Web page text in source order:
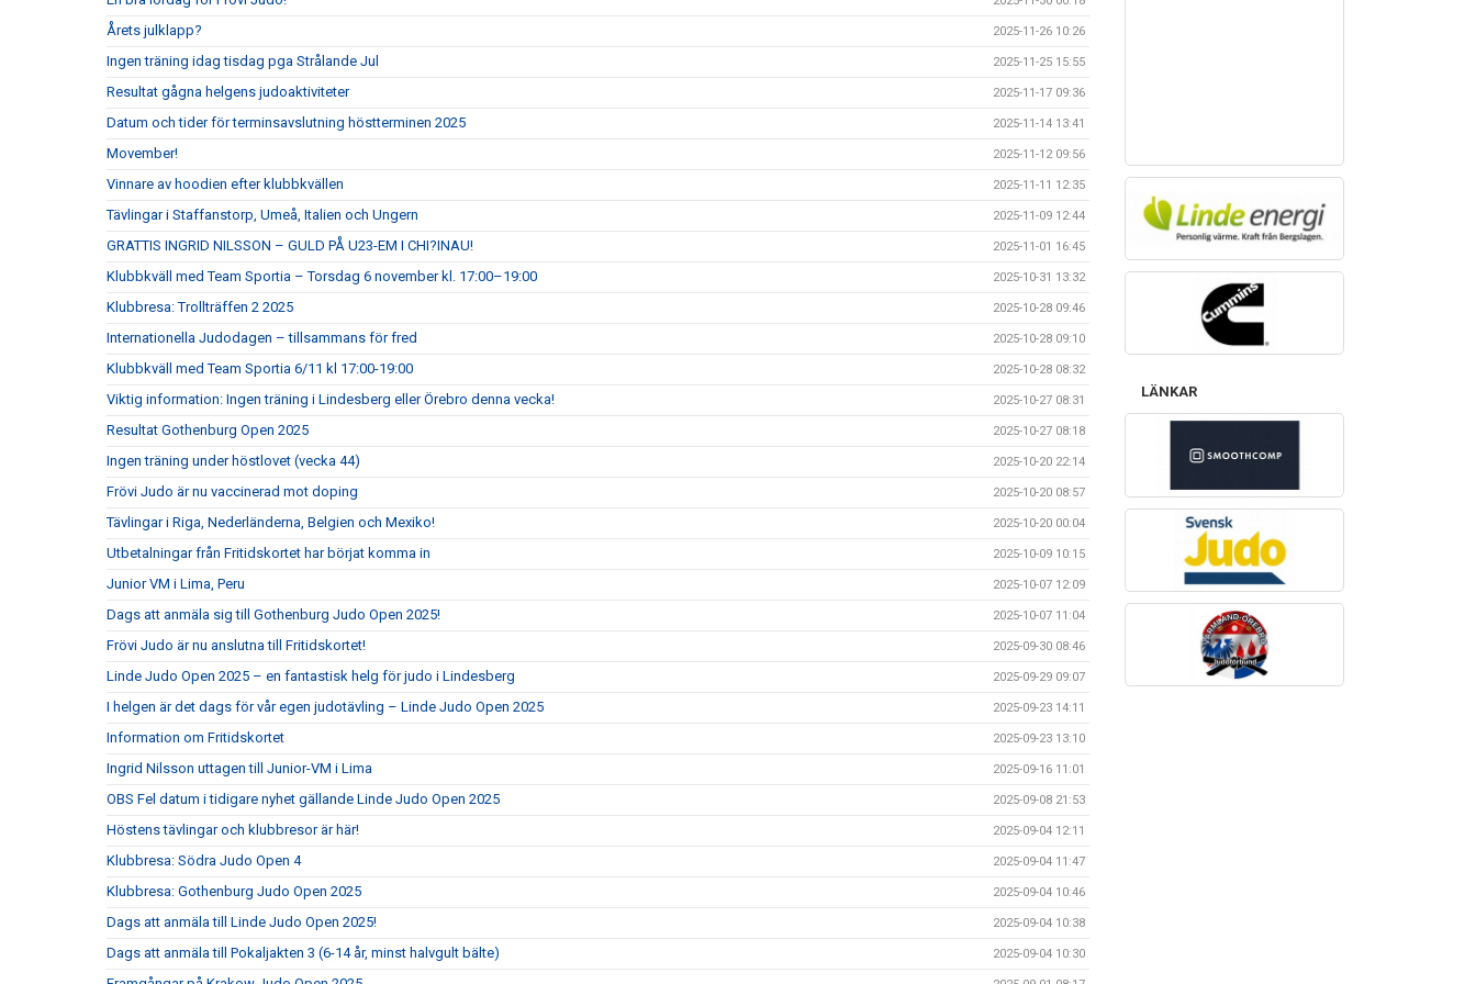
Årets julklapp? 2025-11-26 10:26
Ingen träning idag tisdag pga Strålande Jul 2025-11-25 15:55
Resultat gågna helgens judoaktiviteter 2025-11-17 09:36
Datum och tider för terminsavslutning höstterminen 2025 2025-11-14 13:41
Movember! 2025-11-12 09:56
Vinnare av hoodien efter klubbkvällen 2025-11-11 12:35
Tävlingar i Staffanstorp, Umeå, Italien och Ungern 2025-11-09 12:44
GRATTIS INGRID NILSSON – GULD PÅ U23-EM I CHI?INAU! 2025-11-01 16:45
Klubbkväll med Team Sportia – Torsdag 6 november kl. 17:00–19:00 2025-10-31 13:32
Klubbresa: Trollträffen 2 2025 2025-10-28 09:46
Internationella Judodagen – tillsammans för fred 2025-10-28 09:10
Klubbkväll med Team Sportia 6/11 kl 17:00-19:00 2025-10-28 08:32
Viktig information: Ingen träning i Lindesberg eller Örebro denna vecka! 2025-10-27 08:31
Resultat Gothenburg Open 2025 2025-10-27 08:18
Ingen träning under höstlovet (vecka 44) 2025-10-20 22:14
Frövi Judo är nu vaccinerad mot doping 2025-10-20 08:57
Tävlingar i Riga, Nederländerna, Belgien och Mexiko! 2025-10-20 00:04
Utbetalningar från Fritidskortet har börjat komma in 2025-10-09 10:15
Junior VM i Lima, Peru 2025-10-07 12:09
Dags att anmäla sig till Gothenburg Judo Open 2025! 2025-10-07 11:04
Frövi Judo är nu anslutna till Fritidskortet! 2025-09-30 08:46
Linde Judo Open 2025 – en fantastisk helg för judo i Lindesberg 2025-09-29 09:07
I helgen är det dags för vår egen judotävling – Linde Judo Open 2025 2025-09-23 14:11
Information om Fritidskortet 2025-09-23 13:10
Ingrid Nilsson uttagen till Junior-VM i Lima 2025-09-16 11:01
OBS Fel datum i tidigare nyhet gällande Linde Judo Open 2025 2025-09-08 21:53
Höstens tävlingar och klubbresor är här! 2025-09-04 12:11
Klubbresa: Södra Judo Open 4 2025-09-04 11:47
Klubbresa: Gothenburg Judo Open 2025 2025-09-04 10:46
Dags att anmäla till Linde Judo Open 2025! 2025-09-04 10:38
Dags att anmäla till Pokaljakten 3 (6-14 år, minst halvgult bälte) 2025-09-04 10:30
LÄNKAR